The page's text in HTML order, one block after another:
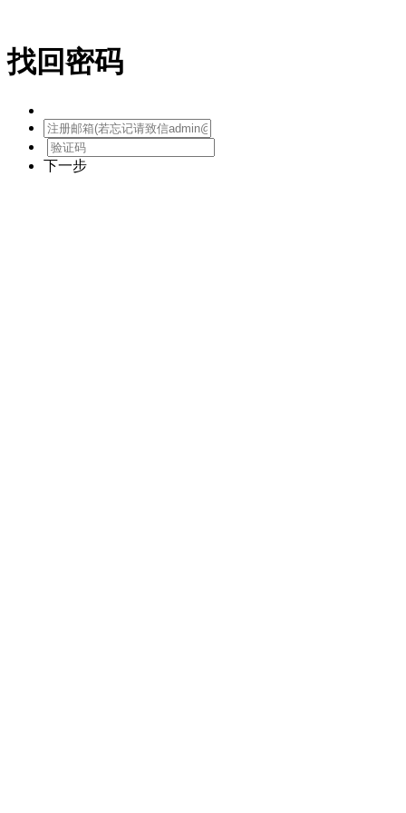
找回密码
下一步